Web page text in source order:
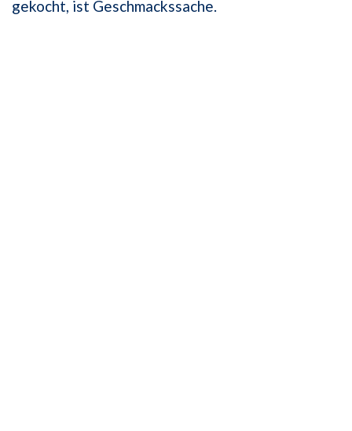
gekocht, ist Geschmackssache.